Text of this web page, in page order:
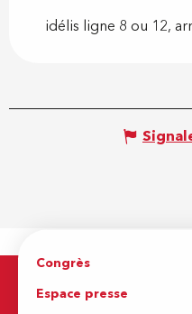
idélis ligne 8 ou 12,
Congrès
Espace presse